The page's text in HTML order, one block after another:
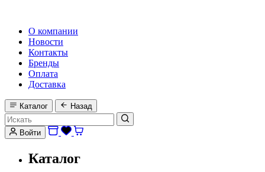
О компании
Новости
Контакты
Бренды
Оплата
Доставка
Каталог Назад
Войти
Каталог